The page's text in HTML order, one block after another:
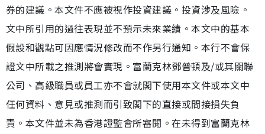
券的建議。本文件不應被視作投資建議。投資涉及風險。
文中所引用的過往表現並不預示未來業績。本文中的基本
假設和觀點可因應情況修改而不作另行通知。本行不會保
證文中所載之推測將會實現。富蘭克林鄧普頓及/或其關聯
公司、高級職員或員工亦不會就閣下使用本文件或本文中
任何資料、意見或推測而引致閣下的直接或間接損失負
責。本文件並未為香港證監會所審閱。在未得到富蘭克林